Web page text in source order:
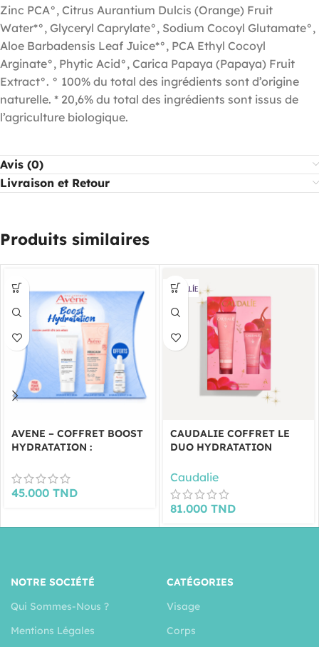
Zinc PCA°, Citrus Aurantium Dulcis (Orange) Fruit
Water*°, Glyceryl Caprylate°, Sodium Cocoyl Glutamate°,
Aloe Barbadensis Leaf Juice*°, PCA Ethyl Cocoyl
Arginate°, Phytic Acid°, Carica Papaya (Papaya) Fruit
Extract°. ° 100% du total des ingrédients sont d’origine
naturelle. * 20,6% du total des ingrédients sont issus de
l’agriculture biologique.
Avis (0)
Livraison et Retour
Produits similaires
AVENE – COFFRET BOOST
HYDRATATION :
+ GEL NETTOYANT
XERACALM ET SERUM
HYDRANCE BOOST 10ML
45.000 TND
CAUDALIE COFFRET LE
DUO HYDRATATION
Caudalie
81.000 TND
NOTRE SOCIÉTÉ
Qui Sommes-Nous ?
Mentions Légales
CATÉGORIES
Visage
Corps